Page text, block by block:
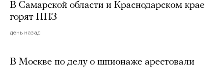
В Самарской области и Краснодарском крае
горят НПЗ
день назад
В Москве по делу о шпионаже арестовали